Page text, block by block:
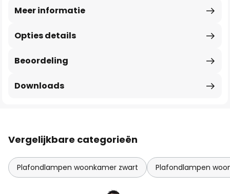
Opties details
Meer informatie
Beoordeling
Downloads
Vergelijkbare categorieën
Plafondlampen woonkamer zwart Plafondlampen